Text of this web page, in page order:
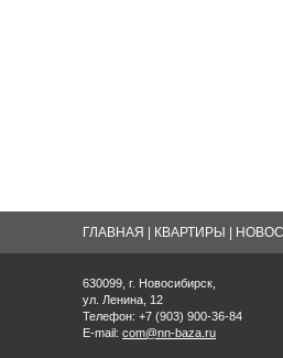
ГЛАВНАЯ КВАРТИРЫ
630099, г. Новосибирск,
ул. Ленина, 12
Телефон: +7 (903) 900-36-84
E-mail: com@nn-baza.ru